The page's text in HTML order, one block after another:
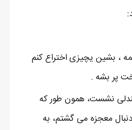
، بشین یچیزی اختراع کنم
پر بشه .
نشست، همون طور که
معجزه می گشتم، به